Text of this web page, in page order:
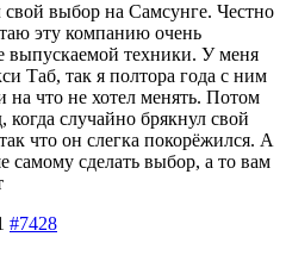
выбор на Самсунге. Честно
эту компанию очень
выпускаемой техники. У меня
Таб, так я полтора года с ним
на что не хотел менять. Потом
когда случайно брякнул свой
что он слегка покорёжился. А
самому сделать выбор, а то вам
#7428